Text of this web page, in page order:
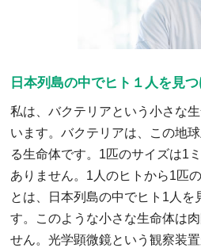
日本列島の中でヒト１人を見
私は、バクテリアという小さな
います。バクテリアは、この地
る生命体です。1匹のサイズは1
ありません。1人のヒトから1匹
とは、日本列島の中でヒト1人を
す。このような小さな生命体は
せん。光学顕微鏡という観察装